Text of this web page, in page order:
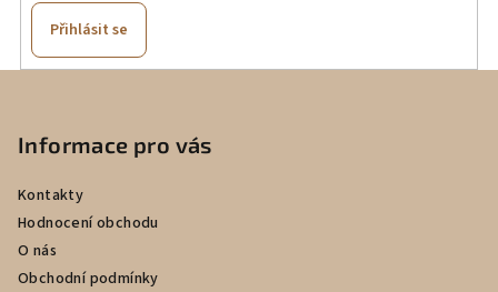
Přihlásit se
Informace pro vás
Kontakty
Hodnocení obchodu
O nás
Obchodní podmínky